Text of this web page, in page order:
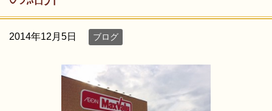
2014年12月5日 ブログ